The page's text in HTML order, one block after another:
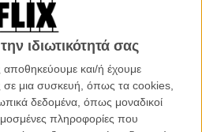
ιδιωτικότητά σας
αποθηκεύουμε και/ή έχουμε
μια συσκευή, όπως τα cookies,
δεδομένα, όπως μοναδικοί
πληροφορίες που
της Μαλαισίας, χωρίς τις
λογοκρισίας της χώρας.
θα υπάρχει περιορισμός όσον
η οποία κρίθηκε κατάλληλη για
αίθουσας στις ΗΠΑ